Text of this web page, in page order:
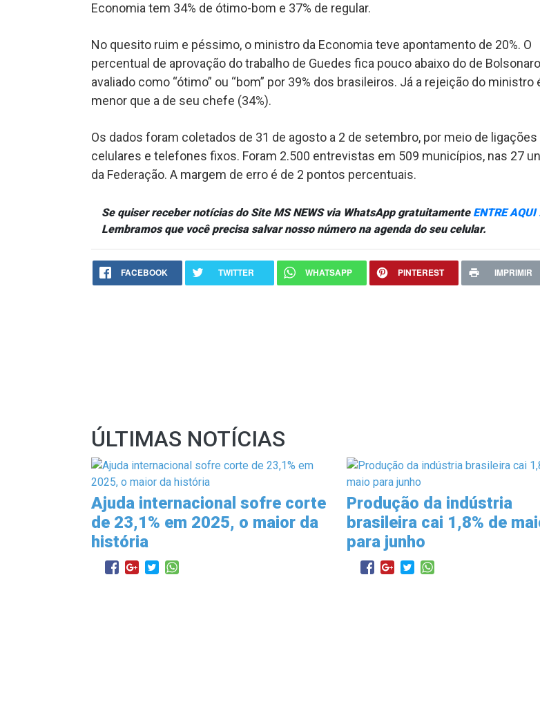
Economia tem 34% de ótimo-bom e 37% de regular.
No quesito ruim e péssimo, o ministro da Economia teve apontamento de 20%. O
percentual de aprovação do trabalho de Guedes fica pouco abaixo do de
avaliado como “ótimo” ou “bom” por 39% dos brasileiros. Já a rejeição do ministro
menor que a de seu chefe (34%).
Os dados foram coletados de 31 de agosto a 2 de setembro, por meio de ligações
celulares e telefones fixos. Foram 2.500 entrevistas em 509 municípios, nas 27
da Federação. A margem de erro é de 2 pontos percentuais.
Se quiser receber notícias do Site MS NEWS via WhatsApp gratuitamente ENTRE AQUI
Lembramos que você precisa salvar nosso número na agenda do seu celular.
FACEBOOK TWITTER WHATSAPP PINTEREST IMPRIMIR
ÚLTIMAS NOTÍCIAS
Ajuda internacional sofre corte
de 23,1% em 2025, o maior da
história
Produção da indústria
brasileira cai 1,8% de
para junho